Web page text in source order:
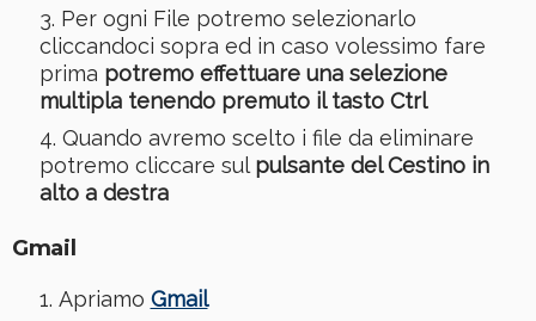
Per ogni File potremo selezionarlo
cliccandoci sopra ed in caso volessimo fare
prima potremo effettuare una selezione
multipla tenendo premuto il tasto Ctrl
Quando avremo scelto i file da eliminare
potremo cliccare sul pulsante del Cestino in
alto a destra
Gmail
Apriamo Gmail